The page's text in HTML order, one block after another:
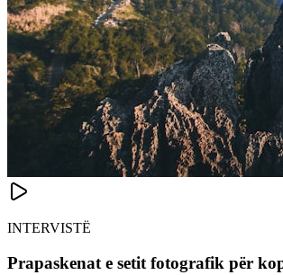
INTERVISTË
Prapaskenat e setit fotografik për